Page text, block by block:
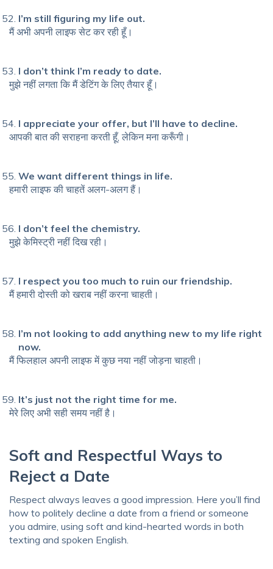
I’m still figuring my life out.
मैं अभी अपनी लाइफ सेट कर रही हूँ।
I don’t think I’m ready to date.
मुझे नहीं लगता कि मैं डेटिंग के लिए तैयार हूँ।
I appreciate your offer, but I’ll have to decline.
आपकी बात की सराहना करती हूँ, लेकिन मना करूँगी।
We want different things in life.
हमारी लाइफ की चाहतें अलग-अलग हैं।
I don’t feel the chemistry.
मुझे केमिस्ट्री नहीं दिख रही।
I respect you too much to ruin our friendship.
मैं हमारी दोस्ती को खराब नहीं करना चाहती।
I’m not looking to add anything new to my life right
now.
मैं फिलहाल अपनी लाइफ में कुछ नया नहीं जोड़ना चाहती।
It’s just not the right time for me.
मेरे लिए अभी सही समय नहीं है।
Soft and Respectful Ways to
Reject a Date
Respect always leaves a good impression. Here you’ll find
how to politely decline a date from a friend or someone
you admire, using soft and kind-hearted words in both
texting and spoken English.